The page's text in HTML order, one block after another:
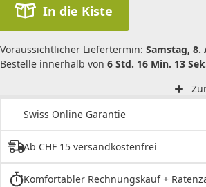
In die Kiste
Voraussichtlicher Liefertermin: Samstag, 8.
Bestelle innerhalb von 6 Std. 16 Min. 13
Swiss Online Garantie
Ab CHF 15 versandkostenfrei
Komfortabler Rechnungskauf +